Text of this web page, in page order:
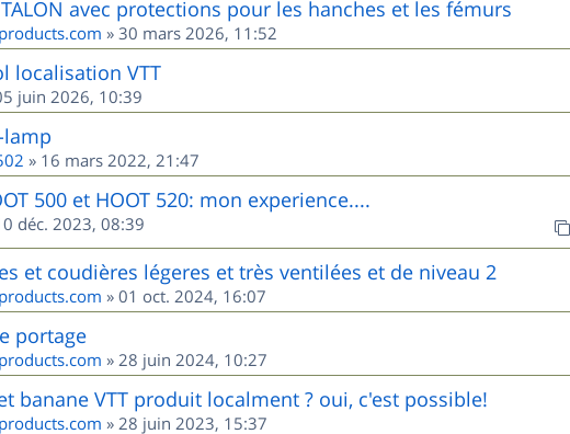
avec protections pour les hanches et les fémurs
» 30 mars 2026, 11:52
localisation VTT
juin 2026, 10:39
lamp
» 16 mars 2022, 21:47
500 et HOOT 520: mon experience....
déc. 2023, 08:39
et coudières légeres et très ventilées et de niveau 2
» 01 oct. 2024, 16:07
portage
» 28 juin 2024, 10:27
banane VTT produit localment ? oui, c'est possible!
» 28 juin 2023, 15:37